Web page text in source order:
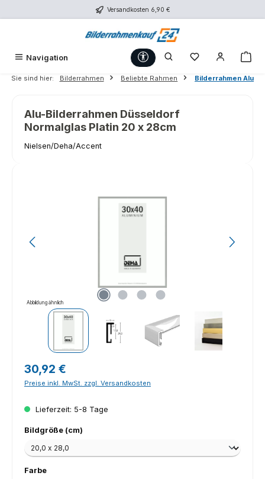
Zum Hauptinhalt springen Versandkosten 6,90 €
Navigation Werkzeugleiste anzeigen
Du hast 0
Sie sind hier: Bilderrahmen Beliebte Rahmen Bilderrahmen Alu
Alu-Bilderrahmen Düsseldorf
Normalglas Platin 20 x 28cm
Nielsen/Deha/Accent
Abbildung ähnlich
Regulärer Preis:
30,92 €
Preise inkl. MwSt. zzgl. Versandkosten
Lieferzeit: 5-8 Tage
Bildgröße (cm)
Farbeauswählen